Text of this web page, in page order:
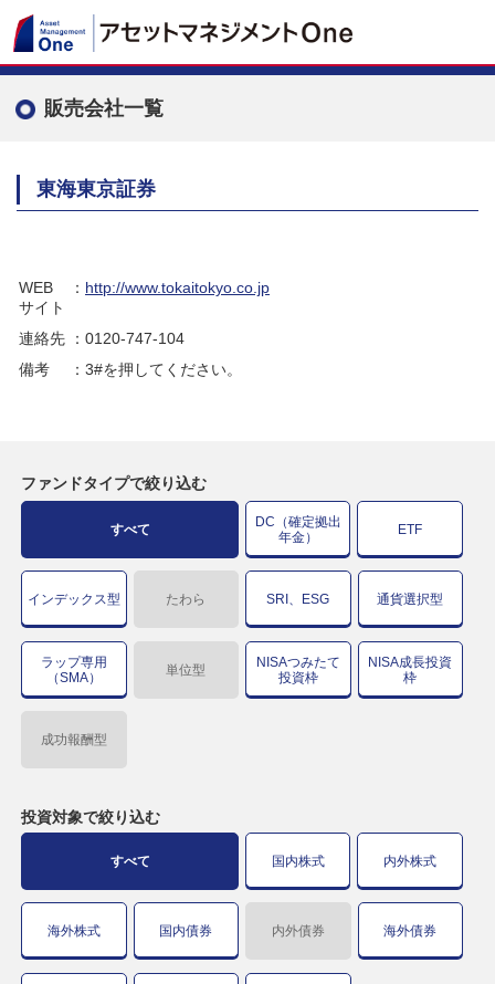
販売会社一覧
東海東京証券
WEB
サイト
： http://www.tokaitokyo.co.jp
連絡先
：0120-747-104
備考
：3#を押してください。
ファンドタイプで絞り込む
すべて
DC（確定拠出
年金）
ETF
インデックス型 たわら SRI、ESG 通貨選択型
ラップ専用
（SMA）
単位型
NISAつみたて
投資枠
NISA成長投資
枠
成功報酬型
投資対象で絞り込む
すべて 国内株式 内外株式
海外株式 国内債券 内外債券 海外債券